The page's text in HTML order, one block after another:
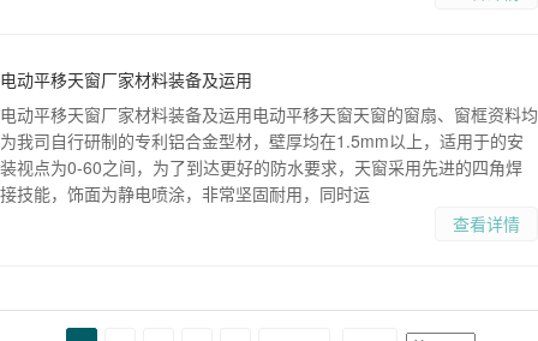
电动平移天窗厂家材料装备及运用
电动平移天窗厂家材料装备及运用电动平移天窗天窗的窗扇、窗框资料均
为我司自行研制的专利铝合金型材，壁厚均在1.5mm以上，适用于的安
装视点为0-60之间，为了到达更好的防水要求，天窗采用先进的四角焊
接技能，饰面为静电喷涂，非常坚固耐用，同时运
查看详情